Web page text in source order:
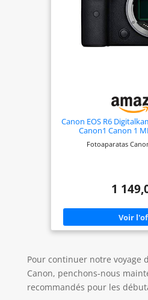
EOS est l’appareil
professionnels et une
streaming, pensé pour
Connectivité intelligente
appareil photo Wi-Fi et
Canon EOS R6
Canon1 Canon 1
Fotoaparatas
1
Pour continuer notre voyage
Canon, penchons-nous
recommandés pour les